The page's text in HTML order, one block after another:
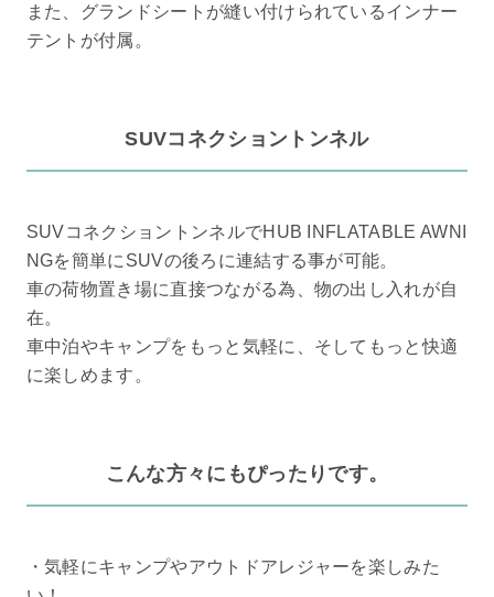
また、グランドシートが縫い付けられているインナー
テントが付属。
SUVコネクショントンネル
SUVコネクショントンネルでHUB INFLATABLE AWNI
NGを簡単にSUVの後ろに連結する事が可能。
車の荷物置き場に直接つながる為、物の出し入れが自
在。
車中泊やキャンプをもっと気軽に、そしてもっと快適
に楽しめます。
こんな方々にもぴったりです。
・気軽にキャンプやアウトドアレジャーを楽しみた